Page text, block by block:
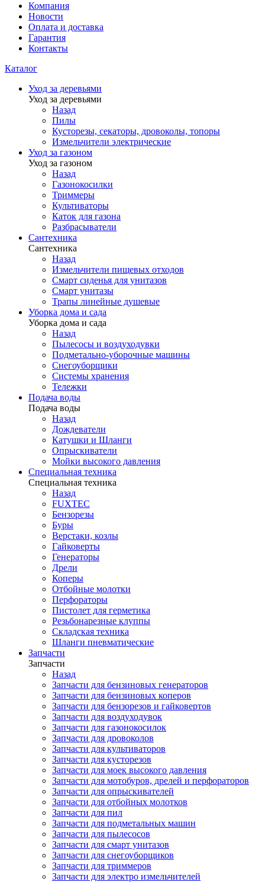
Компания
Новости
Оплата и доставка
Гарантия
Контакты
Каталог
Уход за деревьями
Уход за деревьями
Назад
Пилы
Кусторезы, секаторы, дровоколы, топоры
Измельчители электрические
Уход за газоном
Уход за газоном
Назад
Газонокосилки
Триммеры
Культиваторы
Каток для газона
Разбрасыватели
Сантехника
Сантехника
Назад
Измельчители пищевых отходов
Смарт сиденья для унитазов
Смарт унитазы
Трапы линейные душевые
Уборка дома и сада
Уборка дома и сада
Назад
Пылесосы и воздуходувки
Подметально-уборочные машины
Снегоуборщики
Системы хранения
Тележки
Подача воды
Подача воды
Назад
Дождеватели
Катушки и Шланги
Опрыскиватели
Мойки высокого давления
Специальная техника
Специальная техника
Назад
FUXTEC
Бензорезы
Буры
Верстаки, козлы
Гайковерты
Генераторы
Дрели
Коперы
Отбойные молотки
Перфораторы
Пистолет для герметика
Резьбонарезные клуппы
Складская техника
Шланги пневматические
Запчасти
Запчасти
Назад
Запчасти для бензиновых генераторов
Запчасти для бензиновых коперов
Запчасти для бензорезов и гайковертов
Запчасти для воздуходувок
Запчасти для газонокосилок
Запчасти для дровоколов
Запчасти для культиваторов
Запчасти для кусторезов
Запчасти для моек высокого давления
Запчасти для мотобуров, дрелей и перфораторов
Запчасти для опрыскивателей
Запчасти для отбойных молотков
Запчасти для пил
Запчасти для подметальных машин
Запчасти для пылесосов
Запчасти для смарт унитазов
Запчасти для снегоуборщиков
Запчасти для триммеров
Запчасти для электро измельчителей